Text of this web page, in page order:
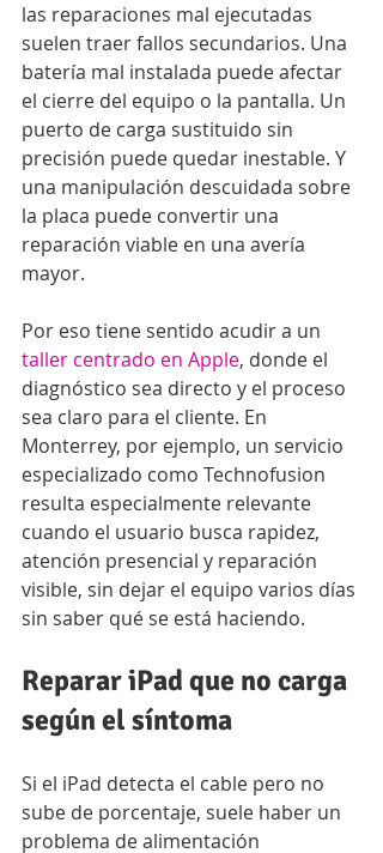
las reparaciones mal ejecutadas
suelen traer fallos secundarios. Una
batería mal instalada puede afectar
el cierre del equipo o la pantalla. Un
puerto de carga sustituido sin
precisión puede quedar inestable. Y
una manipulación descuidada sobre
la placa puede convertir una
reparación viable en una avería
mayor.
Por eso tiene sentido acudir a un
taller centrado en Apple, donde el
diagnóstico sea directo y el proceso
sea claro para el cliente. En
Monterrey, por ejemplo, un servicio
especializado como Technofusion
resulta especialmente relevante
cuando el usuario busca rapidez,
atención presencial y reparación
visible, sin dejar el equipo varios días
sin saber qué se está haciendo.
Reparar iPad que no carga
según el síntoma
Si el iPad detecta el cable pero no
sube de porcentaje, suele haber un
problema de alimentación